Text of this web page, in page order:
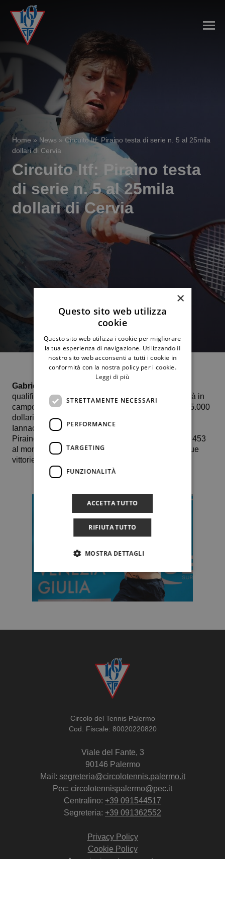
Home »News » Circuito Itf: Piraino testa di serie n. 5 al 25mila
dollari di Cervia
Circuito Itf: Piraino testa
di serie n. 5 al 25mila
dollari di Cervia
Gabriele Piraino
qualificazioni degli Internazionali Bnl d’Italia tornerà in
campo mercoledì 21 maggio sul rosso di Cervia, 25.000
dollari, per affrontare il molisano 26enne Federico
Iannacone.
Piraino, quinta testa di serie del tabellone, numero 453
al mondo, quest’anno ha già messo al suo attivo due
vittorie Itf a Antalya e Santa Margherita di Pula.
Circolo del Tennis Palermo
Cod. Fiscale: 80020220820
Viale del Fante, 3
90146 Palermo
Mail: segreteria@circolotennis.palermo.it
Pec: circolotennispalermo@pec.it
Centralino: +39 091544517
Segreteria: +39 091362552
Privacy Policy
Cookie Policy
Associazione trasparente
×
Questo sito web utilizza
cookie
Questo sito web utilizza i cookie per migliorare
la tua esperienza di navigazione. Utilizzando il
nostro sito web acconsenti a tutti i cookie in
conformità con la nostra policy per i cookie.
Leggi di più
STRETTAMENTE NECESSARI
PERFORMANCE
TARGETING
FUNZIONALITÀ
ACCETTA TUTTO
RIFIUTA TUTTO
MOSTRA DETTAGLI